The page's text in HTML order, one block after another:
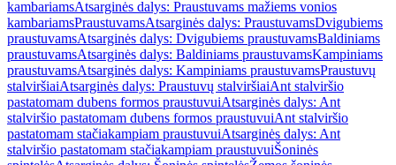
kambariamsAtsarginės dalys: Praustuvams mažiems vonios
kambariamsPraustuvamsAtsarginės dalys: PraustuvamsDvigubiems
praustuvamsAtsarginės dalys: Dvigubiems praustuvamsBaldiniams
praustuvamsAtsarginės dalys: Baldiniams praustuvamsKampiniams
praustuvamsAtsarginės dalys: Kampiniams praustuvamsPraustuvų
stalviršiaiAtsarginės dalys: Praustuvų stalviršiaiAnt stalviršio
pastatomam dubens formos praustuvuiAtsarginės dalys: Ant
stalviršio pastatomam dubens formos praustuvuiAnt stalviršio
pastatomam stačiakampiam praustuvuiAtsarginės dalys: Ant
stalviršio pastatomam stačiakampiam praustuvuiŠoninės